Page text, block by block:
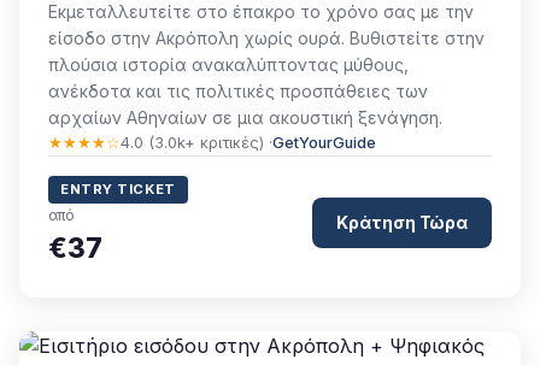
Εκμεταλλευτείτε στο έπακρο το χρόνο σας με την
είσοδο στην Ακρόπολη χωρίς ουρά. Βυθιστείτε στην
πλούσια ιστορία ανακαλύπτοντας μύθους,
ανέκδοτα και τις πολιτικές προσπάθειες των
αρχαίων Αθηναίων σε μια ακουστική ξενάγηση.
★★★★☆4.0 (3.0k+ κριτικές) ·GetYourGuide
ENTRY TICKET
από
€37
Κράτηση Τώρα